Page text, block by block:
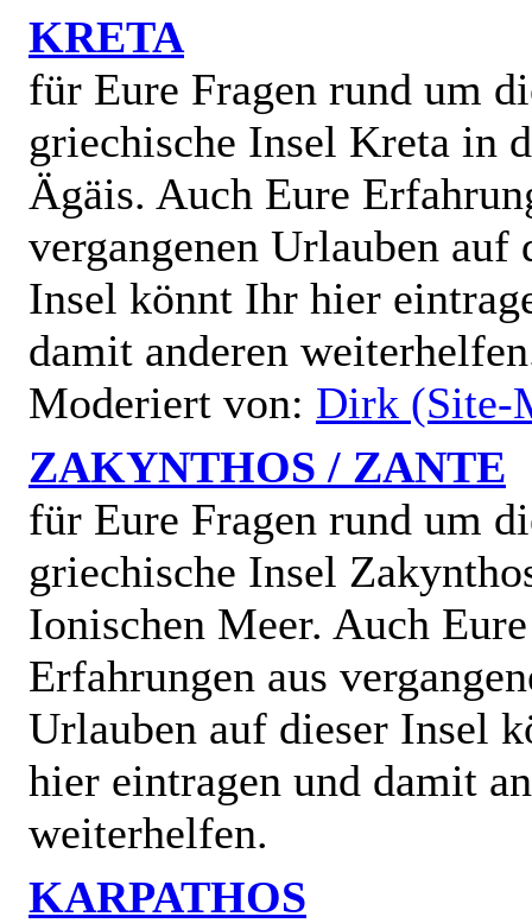
KRETA
für Eure Fragen rund um
griechische Insel Kreta in
Ägäis. Auch Eure
vergangenen Urlauben auf
Insel könnt Ihr hier
damit anderen
Moderiert von: Dirk (Site-
ZAKYNTHOS / ZANTE
für Eure Fragen rund um
griechische Insel
Ionischen Meer. Auch Eure
Erfahrungen aus
Urlauben auf dieser Insel
hier eintragen und damit
weiterhelfen.
KARPATHOS